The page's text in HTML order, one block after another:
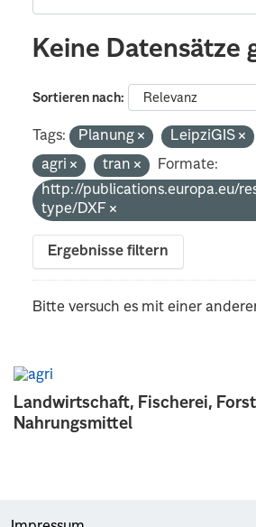
Landwirtschaft, Fischerei,
Nahrungsmittel
Keine Datensätze
Sortieren nach
Tags: Planung LeipziGIS
agri
tran
Formate:
http://publications.europa.eu/
type/DXF
Ergebnisse filtern
Bitte versuch es mit einer